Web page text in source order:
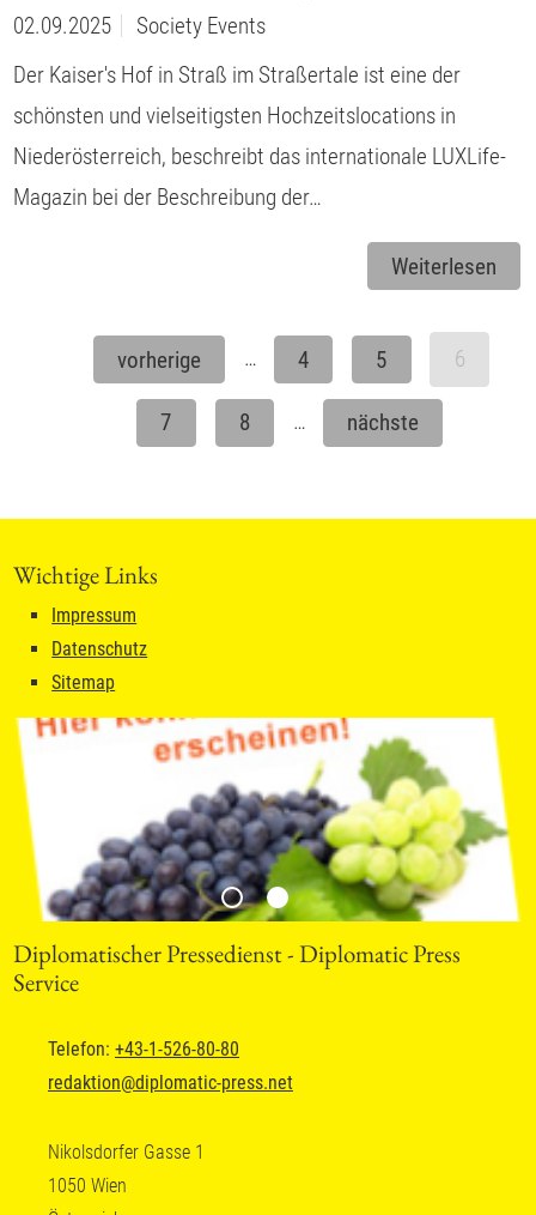
02.09.2025
Society Events
Der Kaiser's Hof in Straß im Straßertale ist eine der
schönsten und vielseitigsten Hochzeitslocations in
Niederösterreich, beschreibt das internationale LUXLife-
Magazin bei der Beschreibung der…
Weiterlesen
vorherige … 4 5 6
7 8 … nächste
Wichtige Links
Impressum
Datenschutz
Sitemap
Diplomatischer Pressedienst - Diplomatic Press
Service
Telefon: +43-1-526-80-80
redaktion@diplomatic-press.net
Nikolsdorfer Gasse 1
1050 Wien